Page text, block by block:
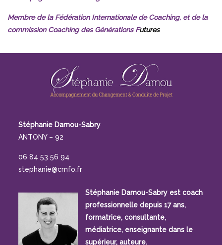
stephanie@cmfo.fr
formatrice, consultante,
médiatrice, enseignante dans le
supérieur, auteure.
PNL
Certifiée Médiatrice Humaniste
Membre International Coach Federation (ICF), Membre
NLPNL, Membre Centre de Médiation et de Formation
Son Cursus :
ICN (France), Bloomsburg University
(U.S.A.), PriceWaterhouseCoopers, IBM Consulting,
Ecole Centrale-Supélec, Université Paris-Saclay,
Université de Paris 13- Sorbonne Paris-Cité, Institut